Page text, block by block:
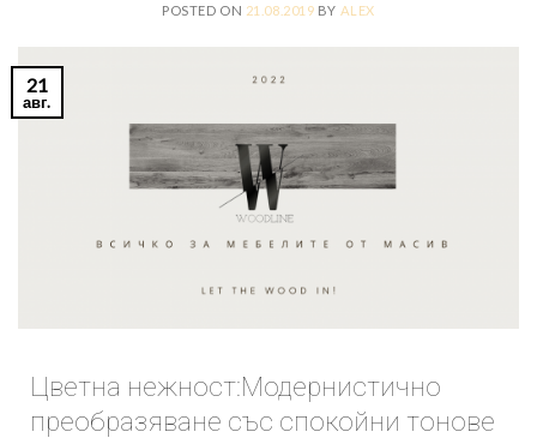
POSTED ON 21.08.2019 BY ALEX
21
авг.
Цветна нежност:Модернистично
преобразяване със спокойни тонове